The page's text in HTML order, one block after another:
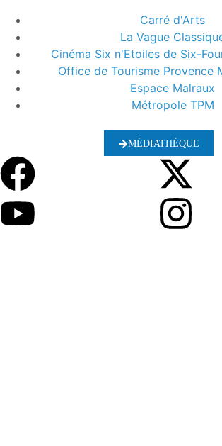
Carré d'Arts
La Vague
Cinéma Six n'Etoiles de Six-
Office de Tourisme Provence
Espace Malraux
Métropole TPM
MÉDIATHÈQUE